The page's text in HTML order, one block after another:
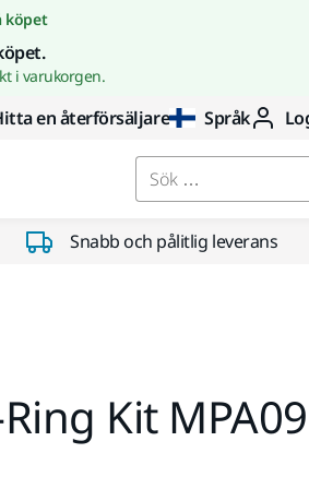
köpet
i varukorgen.
en återförsäljare Språk
Sök …
Snabb och pålitlig leverans
Kit